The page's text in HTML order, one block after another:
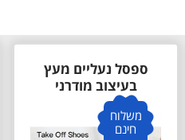
ספסל נעליים מעץ
בעיצוב מודרני
משלוח
חינם